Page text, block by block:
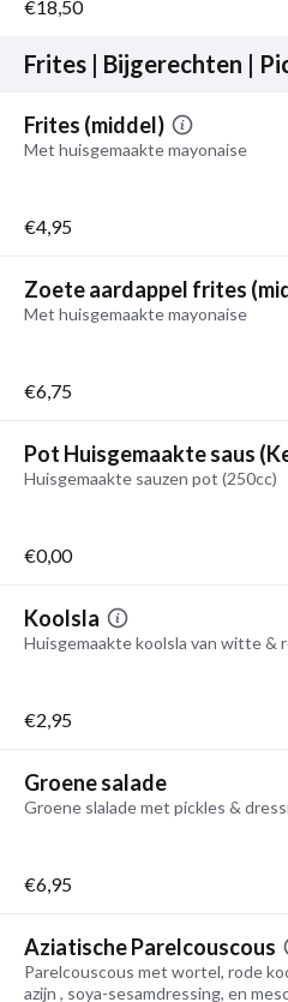
€18,50
Frites | Bijgerechten |
Frites (middel)
Met huisgemaakte mayonaise
€4,95
Zoete aardappel frites
Met huisgemaakte mayonaise
€6,75
Huisgemaakte sauzen pot (250cc)
€0,00
Koolsla
Huisgemaakte koolsla van witte &
€2,95
Groene salade
Groene slalade met pickles &
€6,95
Aziatische Parelcouscous
Parelcouscous met wortel, rode
azijn , soya-sesamdressing, en